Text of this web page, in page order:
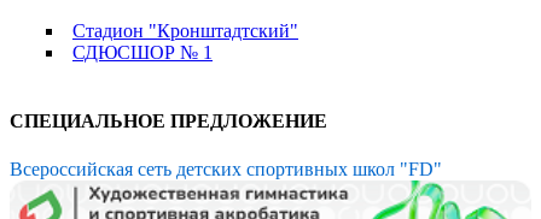
Стадион "Кронштадтский"
СДЮСШОР № 1
СПЕЦИАЛЬНОЕ ПРЕДЛОЖЕНИЕ
Всероссийская сеть детских спортивных школ "FD"